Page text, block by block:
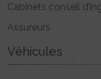
Cabinets conseil
Assureurs
Véhicules